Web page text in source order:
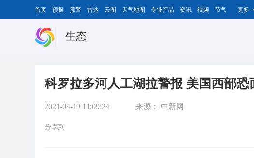
首页 预报 预警 雷达 云图 天气地图 专业产品 资讯 视频 节气 更多
生态
科罗拉多河人工湖拉警报 美国西部
2021-04-19 11:09:24 来源： 中新网
分享到